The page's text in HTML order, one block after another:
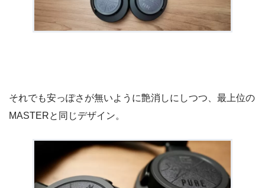
それでも安っぽさが無いように艶消しにしつつ、最上位の
MASTERと同じデザイン。